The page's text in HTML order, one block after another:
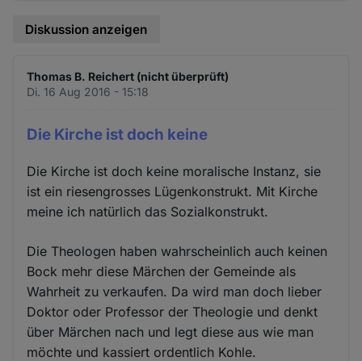
Diskussion anzeigen
Thomas B. Reichert (nicht überprüft)
Di. 16 Aug 2016 - 15:18
Die Kirche ist doch keine
Die Kirche ist doch keine moralische Instanz, sie
ist ein riesengrosses Lügenkonstrukt. Mit Kirche
meine ich natürlich das Sozialkonstrukt.
Die Theologen haben wahrscheinlich auch keinen
Bock mehr diese Märchen der Gemeinde als
Wahrheit zu verkaufen. Da wird man doch lieber
Doktor oder Professor der Theologie und denkt
über Märchen nach und legt diese aus wie man
möchte und kassiert ordentlich Kohle.